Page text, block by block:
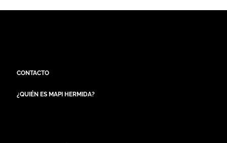
CONTACTO
¿QUIÉN ES MAPI HERMIDA?